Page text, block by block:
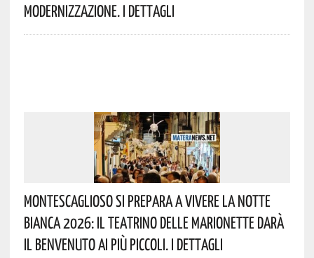
Modernizzazione. I Dettagli
Montescaglioso Si Prepara A Vivere La Notte
Bianca 2026: Il Teatrino Delle Marionette Darà
Il Benvenuto Ai Più Piccoli. I Dettagli